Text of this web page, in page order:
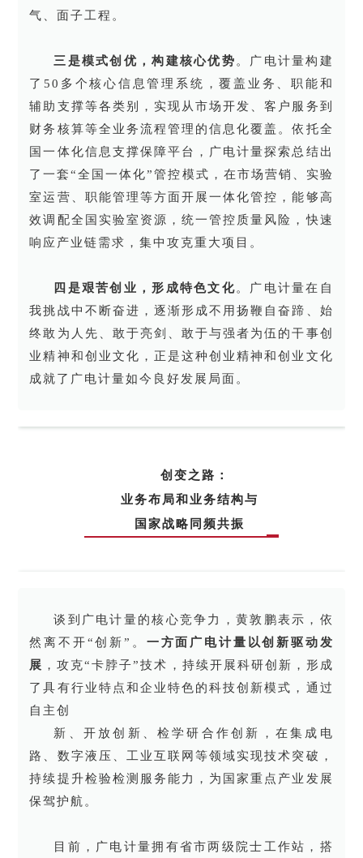
气、面子工程。
三是模式创优，构建核心优势 。广电计量构建
了50多个核心信息管理系统，覆盖业务、职能和
辅助支撑等各类别，实现从市场开发、客户服务到
财务核算等全业务流程管理的信息化覆盖。依托全
国一体化信息支撑保障平台，广电计量探索总结出
了一套“全国一体化”管控模式，在市场营销、实验
室运营、职能管理等方面开展一体化管控，能够高
效调配全国实验室资源，统一管控质量风险，快速
响应产业链需求，集中攻克重大项目。
四是艰苦创业，形成特色文化。广电计量在自
我挑战中不断奋进，逐渐形成不用扬鞭自奋蹄、始
终敢为人先、敢于亮剑、敢于与强者为伍的干事创
业精神和创业文化，正是这种创业精神和创业文化
成就了广电计量如今良好发展局面。
创变之路：
业务布局和业务结构与
国家战略同频共振
谈到广电计量的核心竞争力，黄敦鹏表示，依
然离不开“创新”。 一方面广电计量以创新驱动发
展 ，攻克“卡脖子”技术，持续开展科研创新，形成
了具有行业特点和企业特色的科技创新模式，通过
自主创
新、开放创新、检学研合作创新，在集成电
路、数字液压、工业互联网等领域实现技术突破，
持续提升检验检测服务能力，为国家重点产业发展
保驾护航。
目前，广电计量拥有省市两级院士工作站，搭